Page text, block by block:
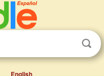
English